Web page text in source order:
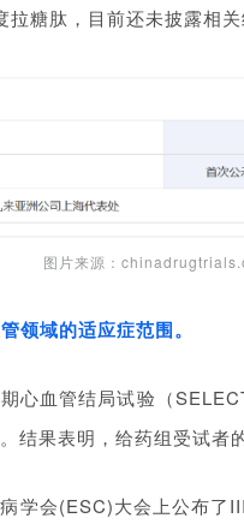
糖肽，目前还未披露相关
图片来源：
领域的适应症范围。
心血管结局试验（
结果表明，给药组受试者
学会(ESC)大会上公布